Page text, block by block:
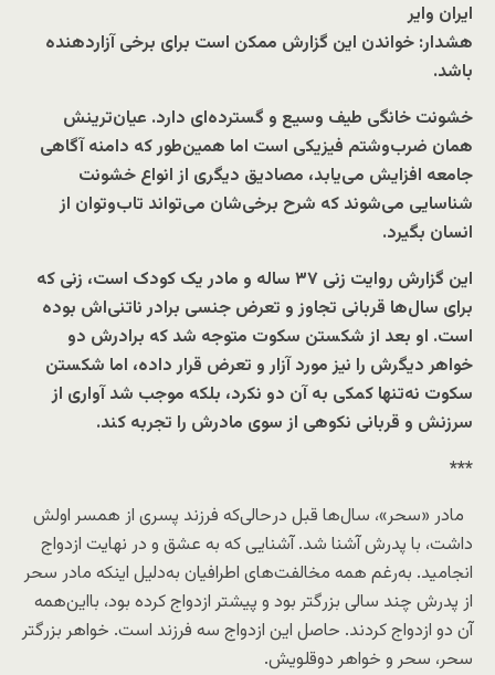
ایران وایر
هشدار: خواندن این گزارش ممکن است برای برخی آزاردهنده
باشد.
خشونت خانگی طیف وسیع و گسترده‌ای دارد. عیان‌ترینش
همان ضرب‌و‌شتم فیزیکی است اما همین‌طور که دامنه آگاهی
جامعه افزایش می‌یابد، مصادیق دیگری از انواع خشونت
شناسایی می‌شوند که شرح برخی‌شان می‌تواند تاب‌و‌توان از
انسان بگیرد.
این گزارش روایت زنی ۳۷ ساله و مادر یک کودک است، زنی که
برای سال‌ها قربانی تجاوز و تعرض جنسی برادر ناتنی‌اش بوده
است. او بعد از شکستن سکوت متوجه شد که برادرش دو
خواهر دیگرش را نیز مورد آزار و تعرض قرار داده، اما شکستن
سکوت نه‌تنها کمکی به آن دو نکرد، بلکه موجب شد آواری از
سرزنش و قربانی نکوهی از سوی مادرش را تجربه کند.
***
مادر «سحر»، سال‌ها قبل در‌حالی‌که فرزند پسری از همسر اولش
داشت، با پدرش آشنا شد. آشنایی که به عشق و در نهایت ازدواج
انجامید. به‌رغم همه مخالفت‌های اطرافیان به‌دلیل اینکه مادر سحر
از پدرش چند سالی بزرگتر بود و پیشتر ازدواج کرده بود، با‌این‌همه
آن دو ازدواج کردند. حاصل این ازدواج سه فرزند است. خواهر بزرگتر
سحر، سحر و خواهر دوقلویش.